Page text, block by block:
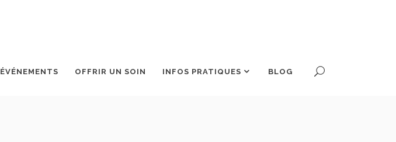
ÉVÉNEMENTS OFFRIR UN SOIN INFOS PRATIQUES BLOG